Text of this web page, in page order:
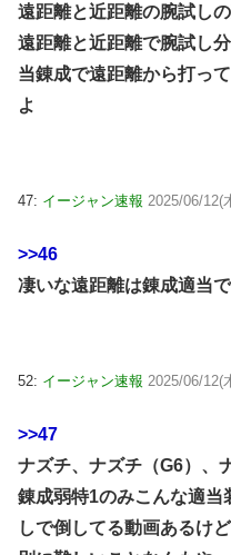
遠距離と近距離の腕試し
遠距離と近距離で腕試し
当錬成で遠距離から打っ
よ
47: イージャン速報 2025/06/12(
>>46
凄いな遠距離は錬成適当
52: イージャン速報 2025/06/12(
>>47
ナズチ、ナズチ（G6）、
錬成弱特1のみこんな適
しで倒してる動画あるけ